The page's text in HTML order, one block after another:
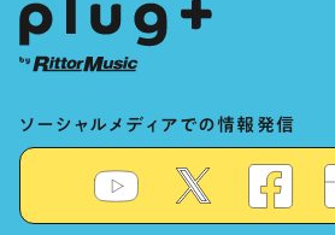
ソーシャルメディアでの情報発信